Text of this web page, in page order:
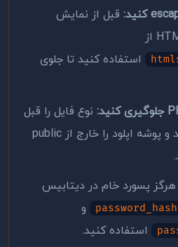
قبل از نمایش
استفاده کنید تا جلوی
نوع فایل را قبل
از ذخیره check کنید و پوشه اپلود را خارج از public
هرگز پسورد خام در دیتابیس
و
استفاده کنید.